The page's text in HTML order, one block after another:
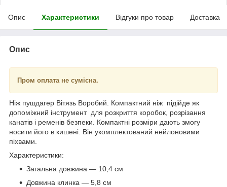
Опис Характеристики Відгуки про товар Доставка
Опис
Пром оплата не сумісна.
Ніж пушдагер Вітязь Воробий. Компактний ніж підійде як
допоміжний інструмент для розкриття коробок, розрізання
канатів і ременів безпеки. Компактні розміри дають змогу
носити його в кишені. Він укомплектований нейлоновими
піхвами.
Характеристики:
Загальна довжина — 10,4 см
Довжина клинка — 5,8 см